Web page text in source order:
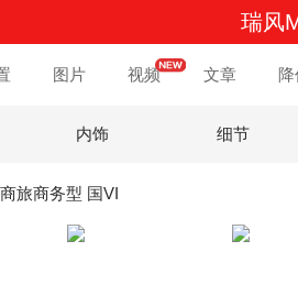
瑞风
图片 视频 文章 降
内饰 细节
旅商务型 国VI